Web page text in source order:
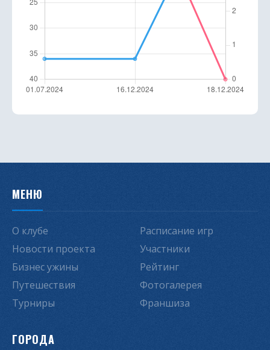
МЕНЮ
О клубе
Новости проекта
Бизнес ужины
Путешествия
Турниры
Расписание игр
Участники
Рейтинг
Фотогалерея
Франшиза
ГОРОДА